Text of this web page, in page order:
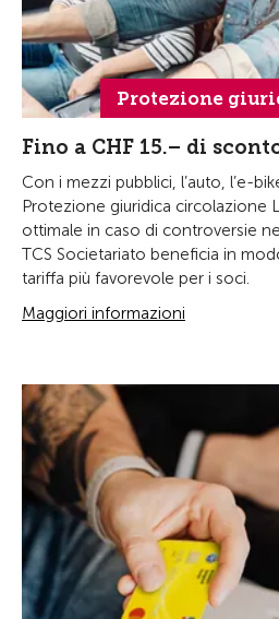
Protezione
Fino a CHF 15.– di
Con i mezzi pubblici, l’auto, l’e-
Protezione giuridica circolazione
ottimale in caso di controversie
TCS Societariato beneficia in
tariffa più favorevole per i soci.
Maggiori informazioni